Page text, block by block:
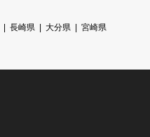
長崎県 大分県
宮崎県